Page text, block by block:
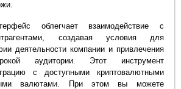
облегчает взаимодействие с
создавая условия для
деятельности компании и привлечения
аудитории. Этот инструмент
с доступными криптовалютными
валютами. При этом вы можете